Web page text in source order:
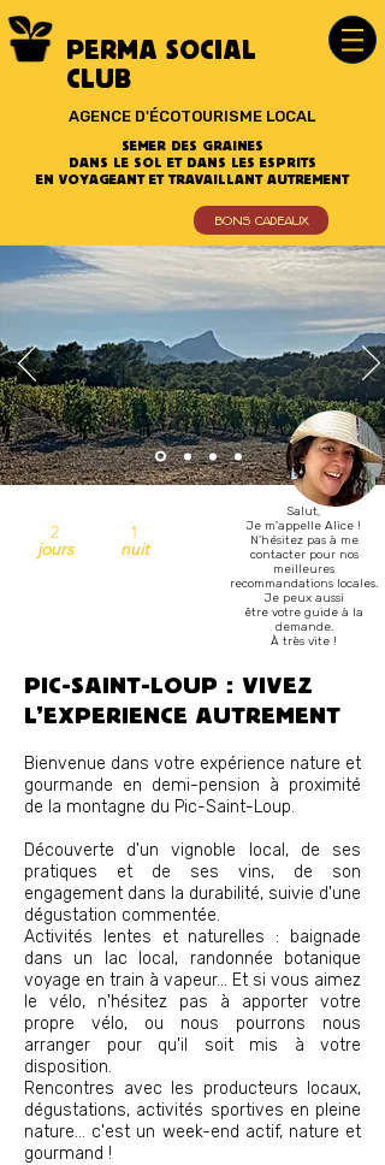
PERMA SOCIAL
CLUB
AGENCE D'ÉCOTOURISME LOCAL
SEMER DES GRAINES
DANS LE SOL ET DANS LES ESPRITS
EN VOYAGEANT ET TRAVAILLANT AUTREMENT
BONS CADEAUX
2
jours
1
nuit
Salut,
Je m'appelle Alice !
N'hésitez pas à me
contacter pour nos
meilleures
recommandations locales.
Je peux aussi
être votre guide à la
demande.
À très vite !
PIC-SAINT-LOUP : VIVEZ
L'EXPÉRIENCE AUTREMENT
Bienvenue dans votre expérience nature et
gourmande en demi-pension à proximité
de la montagne du Pic-Saint-Loup.
Découverte d'un vignoble local, de ses
pratiques et de ses vins, de son
engagement dans la durabilité, suivie d'une
dégustation commentée.
Activités lentes et naturelles : baignade
dans un lac local, randonnée botanique
voyage en train à vapeur... Et si vous aimez
le vélo, n'hésitez pas à apporter votre
propre vélo, ou nous pourrons nous
arranger pour qu'il soit mis à votre
disposition.
Rencontres avec les producteurs locaux,
dégustations, activités sportives en pleine
nature... c'est un week-end actif, nature et
gourmand !